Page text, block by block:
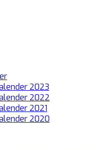
2023
2022
2021
2020